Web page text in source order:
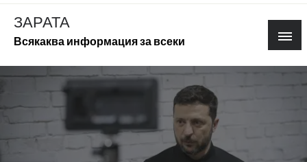
Skip
content
ЗАРАТА
Всякаква информация за всеки